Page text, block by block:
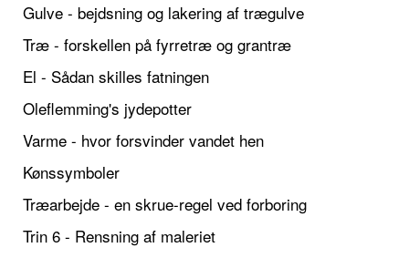
Gulve - bejdsning og lakering af trægulve
Træ - forskellen på fyrretræ og grantræ
El - Sådan skilles fatningen
Oleflemming's jydepotter
Varme - hvor forsvinder vandet hen
Kønssymboler
Træarbejde - en skrue-regel ved forboring
Trin 6 - Rensning af maleriet